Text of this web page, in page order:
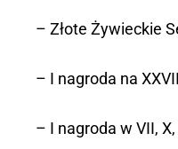
– Złote Żywieckie
– I nagroda na
– I nagroda w VII,